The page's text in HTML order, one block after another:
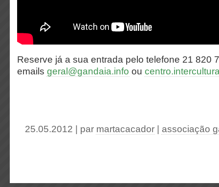
Reserve já a sua entrada pelo telefone 21 820
emails geral@gandaia.info ou
25.05.2012 | par martacacador associação